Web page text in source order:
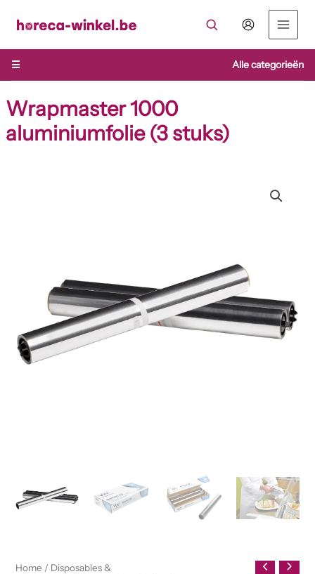
naar
inhoud
☰
Alle categorieën
Wrapmaster 1000
aluminiumfolie (3 stuks)
Home / Disposables &